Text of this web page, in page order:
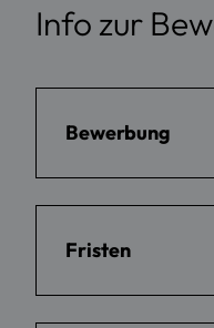
Info zur
Bewerbung
Fristen